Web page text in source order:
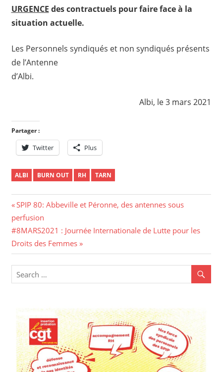
URGENCE des contractuels pour faire face à la
situation actuelle.
Les Personnels syndiqués et non syndiqués présents
de l’Antenne
d’Albi.
Albi, le 3 mars 2021
Partager :
Twitter Plus
ALBI BURN OUT RH TARN
Navigation
de
l’article
Previous
Post:
SPIP 80: Abbeville et Péronne, des antennes sous
perfusion
Next
Post:
#8MARS2021 : Journée Internationale de Lutte pour les
Droits des Femmes